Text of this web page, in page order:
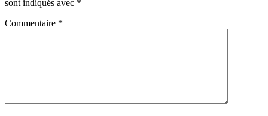
sont indiqués avec *
Commentaire *